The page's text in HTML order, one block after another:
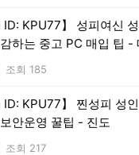
KPU77】 성피여신
하는 중고 PC 매입 팁 -
조회 185
KPU77】 찐성피 성
안운영 꿀팁 - 진도
조회 217